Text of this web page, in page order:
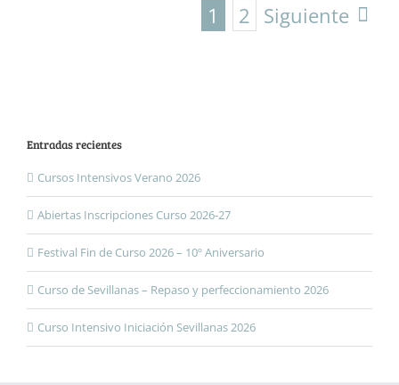
1 2 Siguiente
Entradas recientes
Cursos Intensivos Verano 2026
Abiertas Inscripciones Curso 2026-27
Festival Fin de Curso 2026 – 10º Aniversario
Curso de Sevillanas – Repaso y perfeccionamiento 2026
Curso Intensivo Iniciación Sevillanas 2026